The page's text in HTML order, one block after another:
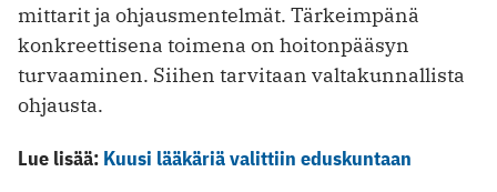
mittarit ja ohjausmentelmät. Tärkeimpänä
konkreettisena toimena on hoitonpääsyn
turvaaminen. Siihen tarvitaan valtakunnallista
ohjausta.
Lue lisää: Kuusi lääkäriä valittiin eduskuntaan